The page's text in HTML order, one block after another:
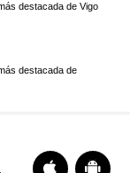
destacada de Vigo
destacada de